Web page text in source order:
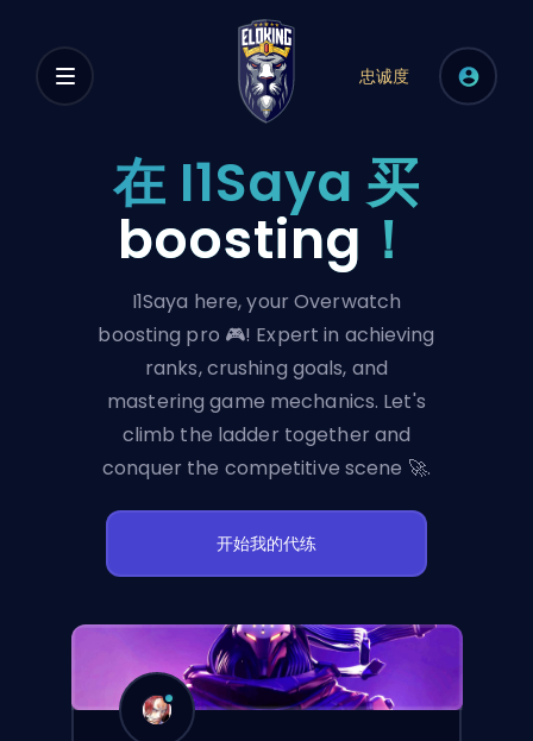
忠诚度
在 I1Saya 买
boosting ！
I1Saya here, your Overwatch
boosting pro 🎮! Expert in achieving
ranks, crushing goals, and
mastering game mechanics. Let's
climb the ladder together and
conquer the competitive scene 🚀.
开始我的代练